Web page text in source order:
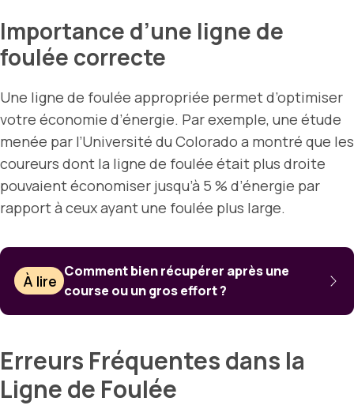
Importance d’une ligne de
foulée correcte
Une ligne de foulée appropriée permet d’optimiser
votre économie d’énergie. Par exemple, une étude
menée par l’Université du Colorado a montré que les
coureurs dont la ligne de foulée était plus droite
pouvaient économiser jusqu’à 5 % d’énergie par
rapport à ceux ayant une foulée plus large.
À lire
Comment bien récupérer après une
course ou un gros effort ?
Erreurs Fréquentes dans la
Ligne de Foulée